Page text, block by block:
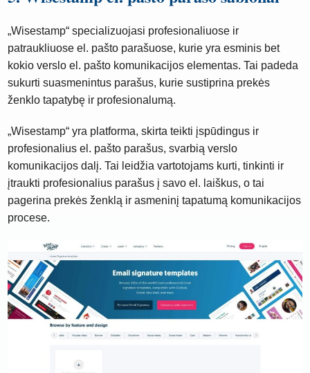
„Wisestamp“ specializuojasi profesionaliuose ir
patraukliuose el. pašto parašuose, kurie yra esminis bet
kokio verslo el. pašto komunikacijos elementas. Tai padeda
sukurti suasmenintus parašus, kurie sustiprina prekės
ženklo tapatybę ir profesionalumą.
„Wisestamp“ yra platforma, skirta teikti įspūdingus ir
profesionalius el. pašto parašus, svarbią verslo
komunikacijos dalį. Tai leidžia vartotojams kurti, tinkinti ir
įtraukti profesionalius parašus į savo el. laiškus, o tai
pagerina prekės ženklą ir asmeninį tapatumą komunikacijos
procese.